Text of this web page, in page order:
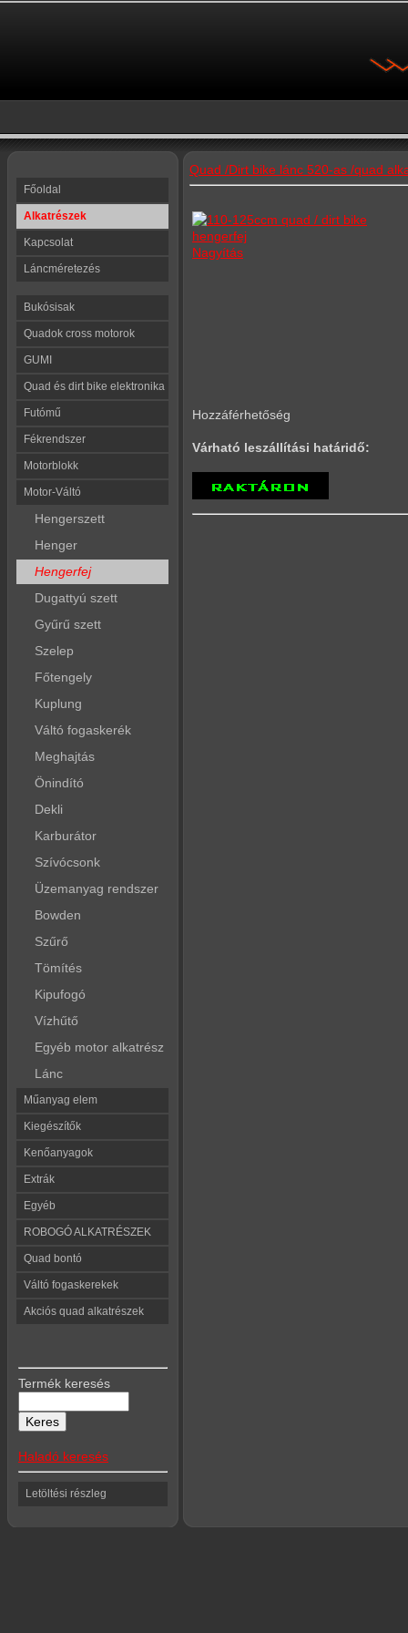
Főoldal
Alkatrészek
Kapcsolat
Láncméretezés
Bukósisak
Quadok cross motorok
GUMI
Quad és dirt bike elektronika
Futómű
Fékrendszer
Motorblokk
Motor-Váltó
Hengerszett
Henger
Hengerfej
Dugattyú szett
Gyűrű szett
Szelep
Főtengely
Kuplung
Váltó fogaskerék
Meghajtás
Önindító
Dekli
Karburátor
Szívócsonk
Üzemanyag rendszer
Bowden
Szűrő
Tömítés
Kipufogó
Vízhűtő
Egyéb motor alkatrész
Lánc
Műanyag elem
Kiegészítők
Kenőanyagok
Extrák
Egyéb
ROBOGÓ ALKATRÉSZEK
Quad bontó
Váltó fogaskerekek
Akciós quad alkatrészek
Termék keresés
Haladó keresés
Letöltési részleg
Quad /Dirt bike lánc 520-as /quad
Nagyítás
Hozzáférhetőség
Várható leszállítási határidő: